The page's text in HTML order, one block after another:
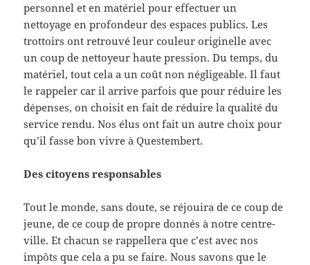
personnel et en matériel pour effectuer un
nettoyage en profondeur des espaces publics. Les
trottoirs ont retrouvé leur couleur originelle avec
un coup de nettoyeur haute pression. Du temps, du
matériel, tout cela a un coût non négligeable. Il faut
le rappeler car il arrive parfois que pour réduire les
dépenses, on choisit en fait de réduire la qualité du
service rendu. Nos élus ont fait un autre choix pour
qu’il fasse bon vivre à Questembert.
Des citoyens responsables
Tout le monde, sans doute, se réjouira de ce coup de
jeune, de ce coup de propre donnés à notre centre-
ville. Et chacun se rappellera que c’est avec nos
impôts que cela a pu se faire. Nous savons que le